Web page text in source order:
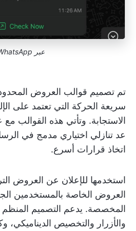
عبر
تم تصميم قوالب العروض
سريعة الحركة التي تعتمد على
الاستجابة. وتأتي هذه القوالب
عد تنازلي اختياري مدمج في
اتخاذ قرارات أسرع.
استخدمها للإعلان عن العروض
العروض الخاصة بالمستخدمين
المخصصة. يدعم التصميم المنظم
والأزرار والتخصيص